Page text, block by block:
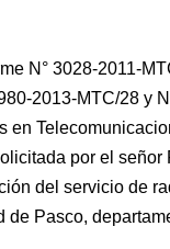
N° 3028-2011-
2013-MTC/28 y
en
por el
del servicio de
de Pasco,